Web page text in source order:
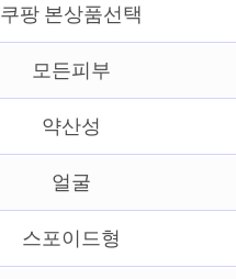
쿠팡 본상품선택
모든피부
약산성
얼굴
스포이드형